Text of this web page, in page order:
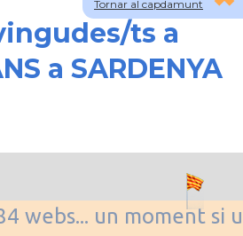
Tornar al capdamunt
ts a
a SARDENYA
webs... un moment si